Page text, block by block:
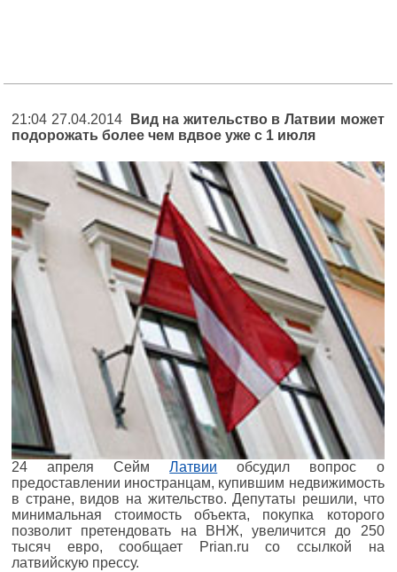
21:04 27.04.2014
Вид на жительство в Латвии может
подорожать более чем вдвое уже с 1 июля
24 апреля СеймЛатвии обсудил вопрос о
предоставлении иностранцам, купившим недвижимость
в стране, видов на жительство. Депутаты решили, что
минимальная стоимость объекта, покупка которого
позволит претендовать на ВНЖ, увеличится до 250
тысяч евро, сообщает Prian.ru со ссылкой на
латвийскую прессу.